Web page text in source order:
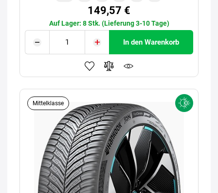
149,57 €
Auf Lager: 8 Stk. (Lieferung 3-10 Tage)
In den Warenkorb
Mittelklasse